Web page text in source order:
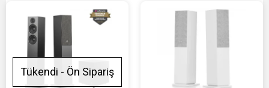
Tükendi - Ön Sipariş